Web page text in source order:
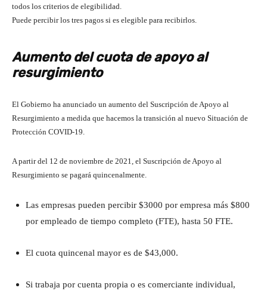
todos los criterios de elegibilidad.
Puede percibir los tres pagos si es elegible para recibirlos.
Aumento del cuota de apoyo al
resurgimiento
El Gobierno ha anunciado un aumento del Suscripción de Apoyo al
Resurgimiento a medida que hacemos la transición al nuevo Situación de
Protección COVID-19.
A partir del 12 de noviembre de 2021, el Suscripción de Apoyo al
Resurgimiento se pagará quincenalmente.
Las empresas pueden percibir $3000 por empresa más $800
por empleado de tiempo completo (FTE), hasta 50 FTE.
El cuota quincenal mayor es de $43,000.
Si trabaja por cuenta propia o es comerciante individual,